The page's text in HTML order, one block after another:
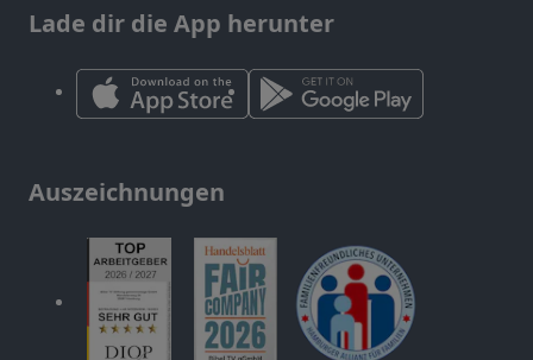
Lade dir die App herunter
Auszeichnungen